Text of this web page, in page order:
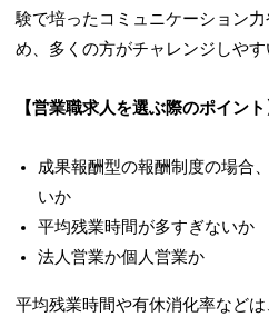
験で培ったコミュニケーション
め、多くの方がチャレンジしやす
【営業職求人を選ぶ際のポイント
成果報酬型の報酬制度の場合
いか
平均残業時間が多すぎないか
法人営業か個人営業か
平均残業時間や有休消化率など